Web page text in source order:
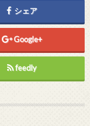
シェア
Google+
feedly